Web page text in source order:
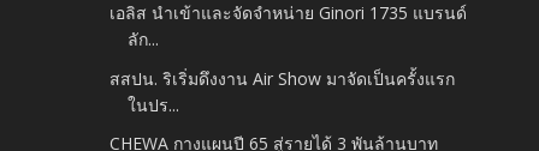
เอลิส นำเข้าและจัดจำหน่าย Ginori 1735 แบรนด์
ลัก...
สสปน. ริเริ่มดึงงาน Air Show มาจัดเป็นครั้งแรก
ในปร...
CHEWA กางแผนปี 65 สู่รายได้ 3 พันล้านบาท